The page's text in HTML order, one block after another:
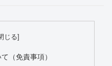
（免責事項）